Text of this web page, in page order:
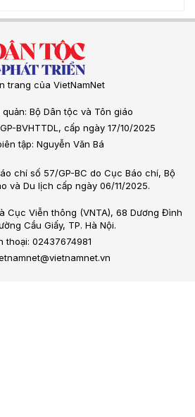
trang của VietNamNet
Bộ Dân tộc và Tôn giáo
BVHTTDL, cấp ngày 17/10/2025
tập: Nguyễn Văn Bá
chí số 57/GP-BC do Cục Báo chí, Bộ
và Du lịch cấp ngày 06/11/2025.
Cục Viễn thông (VNTA), 68 Dương Đình
Cầu Giấy, TP. Hà Nội.
thoại: 02437674981